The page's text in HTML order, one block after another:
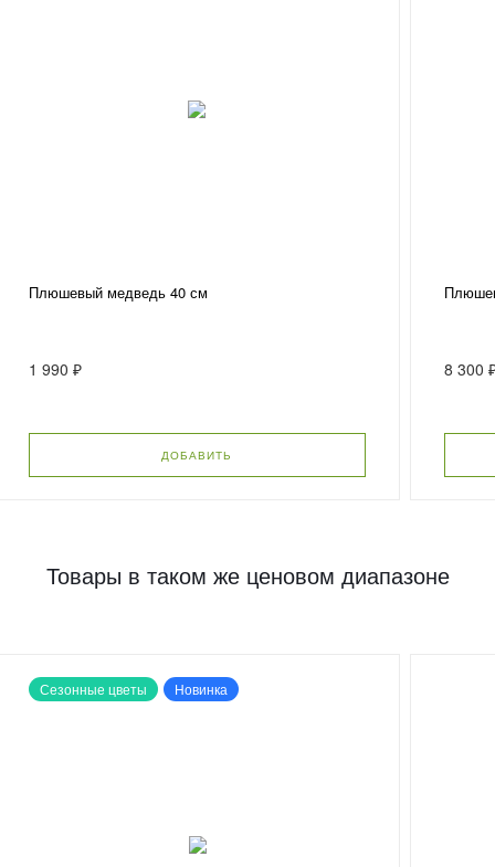
Плюшевый медведь 40 см
1 990 ₽
ДОБАВИТЬ
8 300
Товары в таком же ценовом диапазоне
Сезонные цветы Новинка